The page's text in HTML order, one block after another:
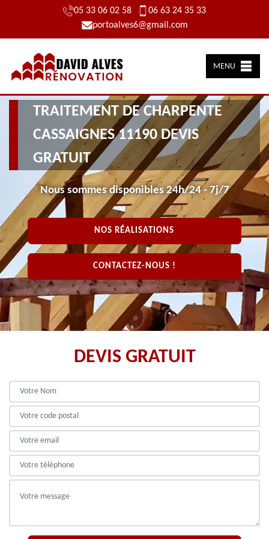
05 33 06 02 58
06 63 24 35 33
portoalves6@gmail.com
MENU
TRAITEMENT DE CHARPENTE
CASSAIGNES 11190 DEVIS
GRATUIT
Nous sommes disponibles 24h/24 - 7j/7
NOS RÉALISATIONS
CONTACTEZ-NOUS !
DEVIS GRATUIT